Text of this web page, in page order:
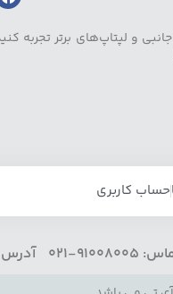
و لپتاپ‌های برتر تجربه
حساب کاربری